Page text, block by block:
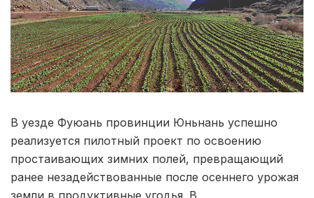
В уезде Фуюань провинции Юньнань успешно
реализуется пилотный проект по освоению
простаивающих зимних полей, превращающий
ранее незадействованные после осеннего урожая
земли в продуктивные угодья. В